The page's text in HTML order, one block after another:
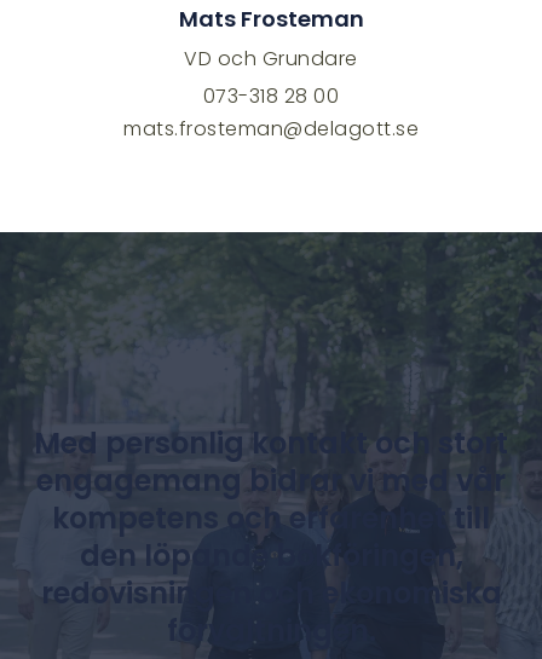
Mats Frosteman
VD och Grundare
073-318 28 00
mats.frosteman@delagott.se
Med personlig kontakt och stort
engagemang bidrar vi med vår
kompetens och erfarenhet till
den löpande bokföringen,
redovisningen och ekonomiska
förvaltningen.